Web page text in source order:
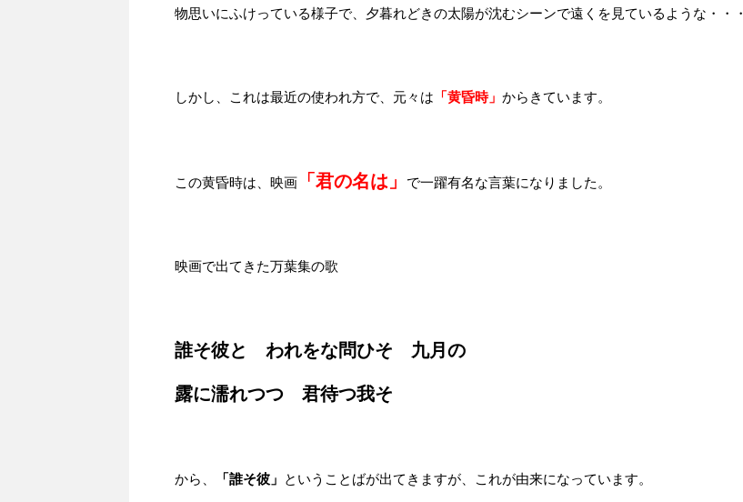
物思いにふけっている様子で、夕暮れどきの太陽が沈むシーンで遠くを見ているような・・・
しかし、これは最近の使われ方で、元々は 「黄昏時」 からきています。
この黄昏時は、映画 「君の名は」 で一躍有名な言葉になりました。
映画で出てきた万葉集の歌
誰そ彼と われをな問ひそ 九月の
露に濡れつつ 君待つ我そ
から、 「誰そ彼」 ということばが出てきますが、これが由来になっています。